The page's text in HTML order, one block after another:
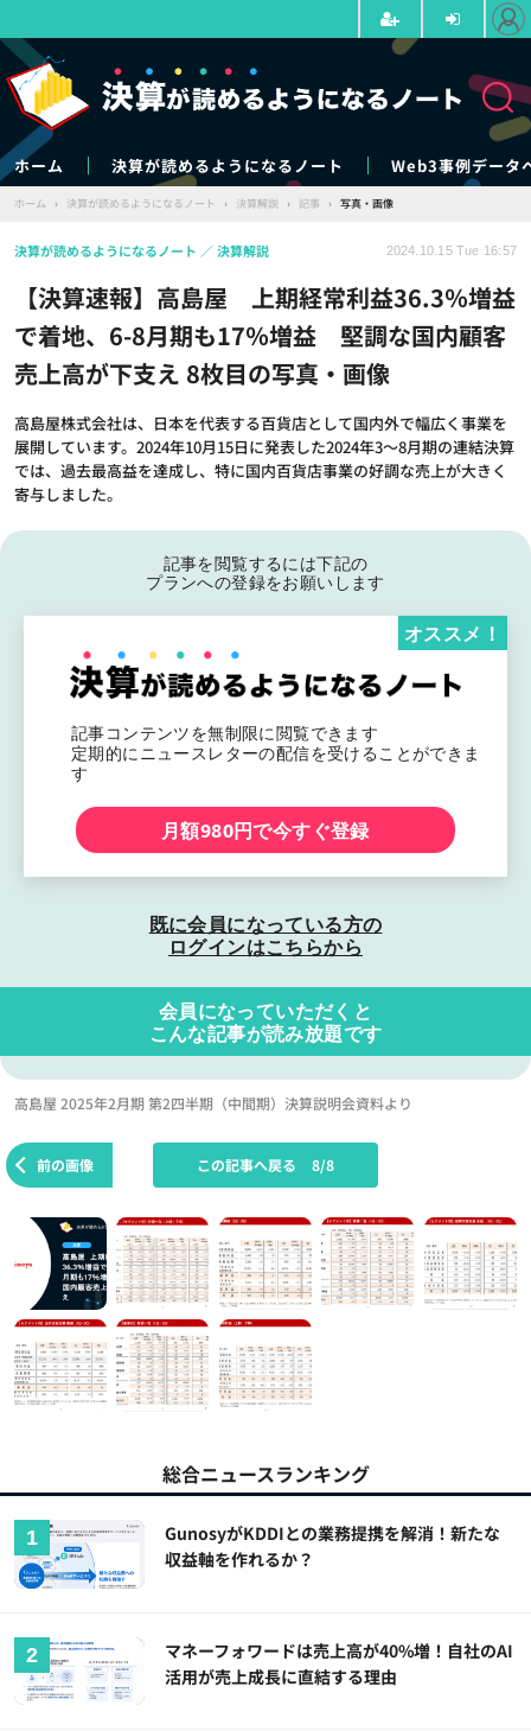
ホーム 決算が読めるようになるノート Web3事例データ
ホーム › 決算が読めるようになるノート › 決算解説 › 記事 › 写真・画像
【決算速報】高島屋 上期経常利益36.3％増益
で着地、6-8月期も17％増益 堅調な国内顧客
売上高が下支え 8枚目の写真・画像
高島屋株式会社は、日本を代表する百貨店として国内外で幅広く事業を
展開しています。2024年10月15日に発表した2024年3～8月期の連結決算
では、過去最高益を達成し、特に国内百貨店事業の好調な売上が大きく
寄与しました。
決算が読めるようになるノート 決算解説 2024.10.15 Tue 16:57
記事を閲覧するには下記の
プランへの登録をお願いします
記事コンテンツを無制限に閲覧できます
定期的にニュースレターの配信を受けることができま
す
オススメ！
月額980円で今すぐ登録
既に会員になっている方の
ログインはこちらから
会員になっていただくと
こんな記事が読み放題です
高島屋 2025年2月期 第2四半期（中間期）決算説明会資料より
前の画像 この記事へ戻る 8/8
総合ニュースランキング
GunosyがKDDIとの業務提携を解消！新たな
収益軸を作れるか？
マネーフォワードは売上高が40%増！自社のAI
活用が売上成長に直結する理由